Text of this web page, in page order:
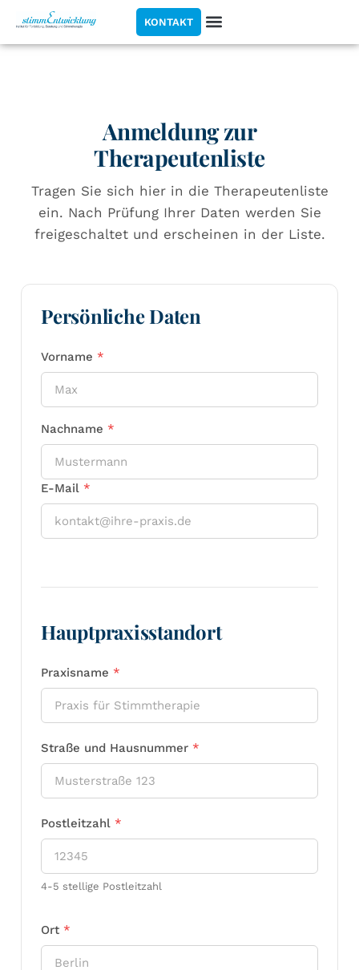
KONTAKT
Anmeldung zur
Therapeutenliste
Tragen Sie sich hier in die Therapeutenliste
ein. Nach Prüfung Ihrer Daten werden Sie
freigeschaltet und erscheinen in der Liste.
Persönliche Daten
Vorname *
Nachname *
E-Mail *
Hauptpraxisstandort
Praxisname *
Straße und Hausnummer *
Postleitzahl *
4-5 stellige Postleitzahl
Ort *